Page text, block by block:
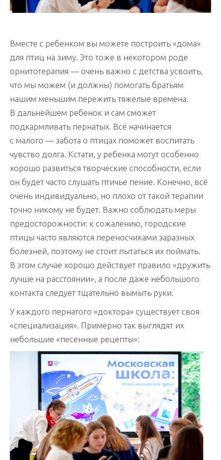
Вместе с ребенком вы можете построить «дома»
для птиц на зиму. Это тоже в некотором роде
орнитотерапия — очень важно с детства усвоить,
что мы можем (и должны) помогать братьям
нашим меньшим пережить тяжелые времена.
В дальнейшем ребенок и сам сможет
подкармливать пернатых. Всё начинается
с малого — забота о птицах поможет воспитать
чувство долга. Кстати, у ребенка могут особенно
хорошо развиться творческие способности, если
он будет часто слушать птичье пение. Конечно, всё
очень индивидуально, но плохо от такой терапии
точно никому не будет. Важно соблюдать меры
предосторожности: к сожалению, городские
птицы часто являются переносчиками заразных
болезней, поэтому не стоит пытаться их поймать.
В этом случае хорошо действует правило «дружить
лучше на расстоянии», а после даже небольшого
контакта следует тщательно вымыть руки.
У каждого пернатого «доктора» существует своя
«специализация». Примерно так выглядят их
небольшие «песенные рецепты»: